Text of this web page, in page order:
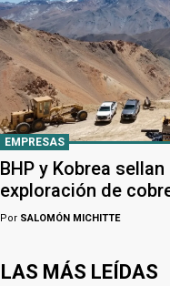
EMPRESAS
BHP y Kobrea
exploración de
Por SALOMÓN MICHITTE
LAS MÁS LEÍDAS